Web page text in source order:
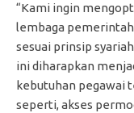
“Kami ingin
lembaga
sesuai prinsip
ini diharapkan
kebutuhan pegawai
seperti, akses